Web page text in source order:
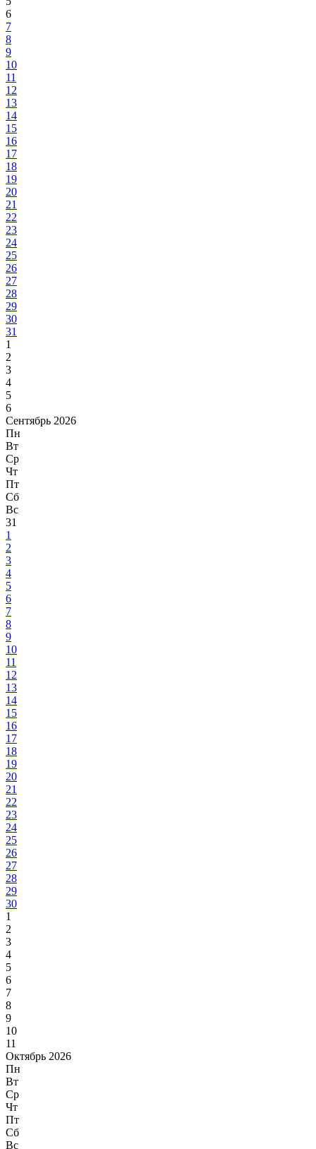
6
7
8
9
10
11
12
13
14
15
16
17
18
19
20
21
22
23
24
25
26
27
28
29
30
31
1
2
3
4
5
6
Сентябрь 2026
Пн
Вт
Ср
Чт
Пт
Сб
Вс
31
1
2
3
4
5
6
7
8
9
10
11
12
13
14
15
16
17
18
19
20
21
22
23
24
25
26
27
28
29
30
1
2
3
4
5
6
7
8
9
10
11
Октябрь 2026
Пн
Вт
Ср
Чт
Пт
Сб
Вс